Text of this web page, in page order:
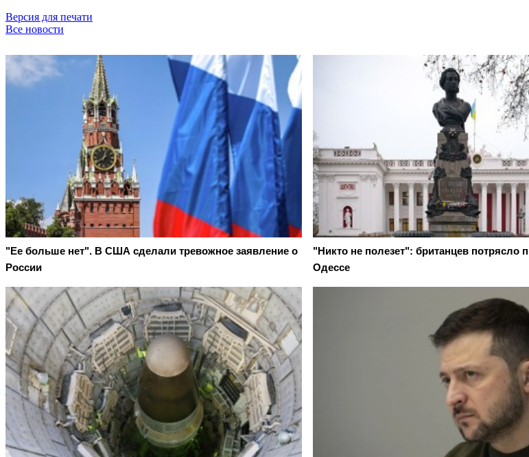
Версия для печати
Все новости
"Ее больше нет". В США сделали тревожное заявление о
России
"Никто не полезет": британцев потрясло
Одессе